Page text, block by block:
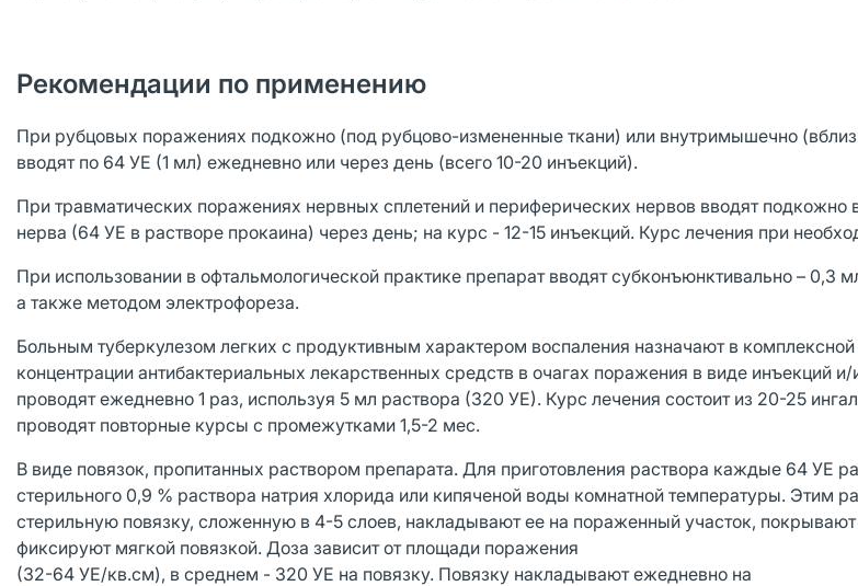
Рекомендации по применению
При рубцовых поражениях подкожно (под рубцово-измененные ткани) или внутримышечно
вводят по 64 УЕ (1 мл) ежедневно или через день (всего 10-20 инъекций).
При травматических поражениях нервных сплетений и периферических нервов вводят подкожно
нерва (64 УЕ в растворе прокаина) через день; на курс - 12-15 инъекций. Курс лечения при
При использовании в офтальмологической практике препарат вводят субконъюнкти­вально – 0,3
а также методом электрофореза.
Больным туберкулезом легких с продуктивным характером воспаления назначают в
концентрации антибактериальных лекарственных средств в очагах поражения в виде инъекций
проводят ежедневно 1 раз, используя 5 мл раствора (320 УЕ). Курс лечения состоит из 20-25
проводят повторные курсы с промежутками 1,5-2 мес.
В виде повязок, пропитанных раствором препарата. Для приготовления раствора каждые 64 УЕ
стерильного 0,9 % раствора натрия хлорида или кипяченой воды комнатной температуры. Этим
стерильную повязку, сложенную в 4-5 слоев, накладывают ее на пораженный участок,
фиксируют мягкой повязкой. Доза зависит от площади поражения
(32-64 УЕ/кв.см), в среднем - 320 УЕ на повязку. Повязку накладывают ежедневно на